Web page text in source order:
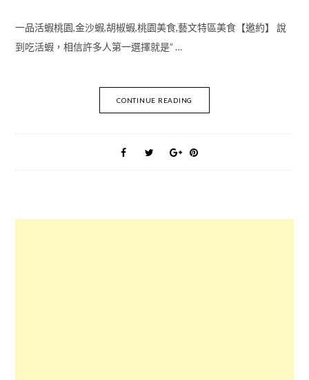
一品活蝦桃園,金沙蝦,胡椒蝦,桃園美食,藝文特區美食【邀約】 說
到吃活蝦，相信許多人第一選擇就是” …
CONTINUE READING